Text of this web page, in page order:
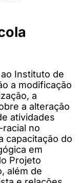
Instituto de
a modificação
a
a alteração
atividades
no
capacitação do
em
Projeto
além de